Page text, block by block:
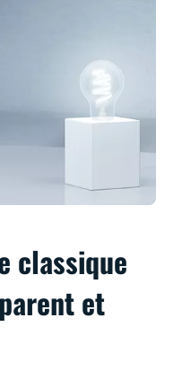
classique
et